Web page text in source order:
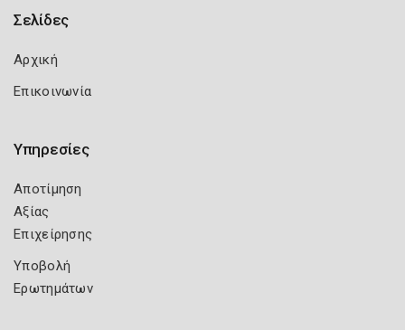
Σελίδες
Αρχική
Επικοινωνία
Υπηρεσίες
Αποτίμηση
Αξίας
Επιχείρησης
Υποβολή
Ερωτημάτων